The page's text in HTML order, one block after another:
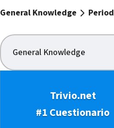
General Knowledge Period
General Knowledge
Trivio.net
#1 Cuestionario